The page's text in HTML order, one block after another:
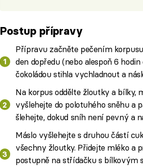
Postup přípravy
Přípravu začněte pečením
den dopředu (nebo alespoň 6
čokoládou stihla vychladnout a
Na korpus oddělte žloutky a bílky,
vyšlehejte do polotuhého sněhu a
šlehejte, dokud sníh není pevný a
Máslo vyšlehejte s druhou částí
všechny žloutky. Přidejte mléko a
postupně na střídačku s bílkovým